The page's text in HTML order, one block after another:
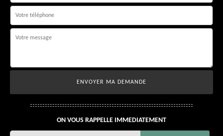
ON VOUS RAPPELLE IMMEDIATEMENT